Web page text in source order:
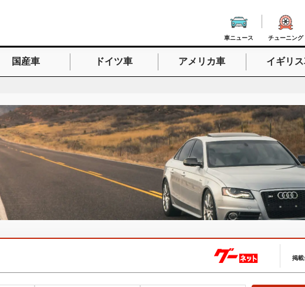
車ニュース チューニング
検索したいキーワードを入力
国産車 ドイツ車 アメリカ車 イギリ
掲載